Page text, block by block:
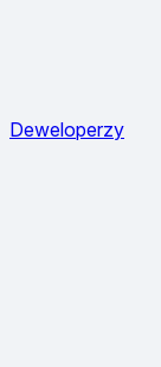
Deweloperzy